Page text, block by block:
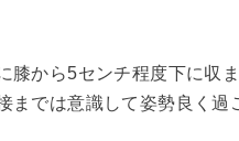
膝から5センチ程度下に収
までは意識して姿勢良く過